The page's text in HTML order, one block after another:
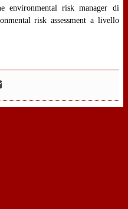
environmental risk manager di
risk assessment a livello